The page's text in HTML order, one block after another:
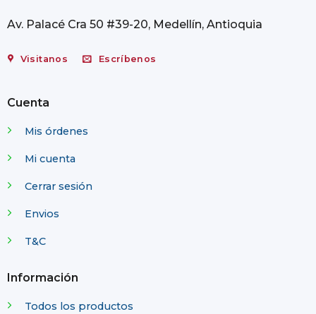
Av. Palacé Cra 50 #39-20, Medellín, Antioquia
Visitanos Escríbenos
Cuenta
Mis órdenes
Mi cuenta
Cerrar sesión
Envios
T&C
Información
Todos los productos